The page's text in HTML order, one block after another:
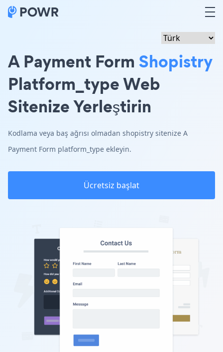
A Payment Form Shopistry
Platform_type Web
Sitenize Yerleştirin
Kodlama veya baş ağrısı olmadan shopistry sitenize A
Payment Form platform_type ekleyin.
Ücretsiz başlat